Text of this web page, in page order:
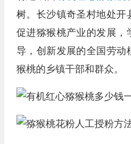
树。长沙镇奇圣村地处开
促进猕猴桃产业的发展，
导，创新发展的全国劳动
猴桃的乡镇干部和群众。